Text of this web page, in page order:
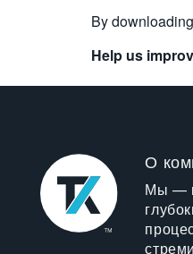
By
Help us
О
Мы —